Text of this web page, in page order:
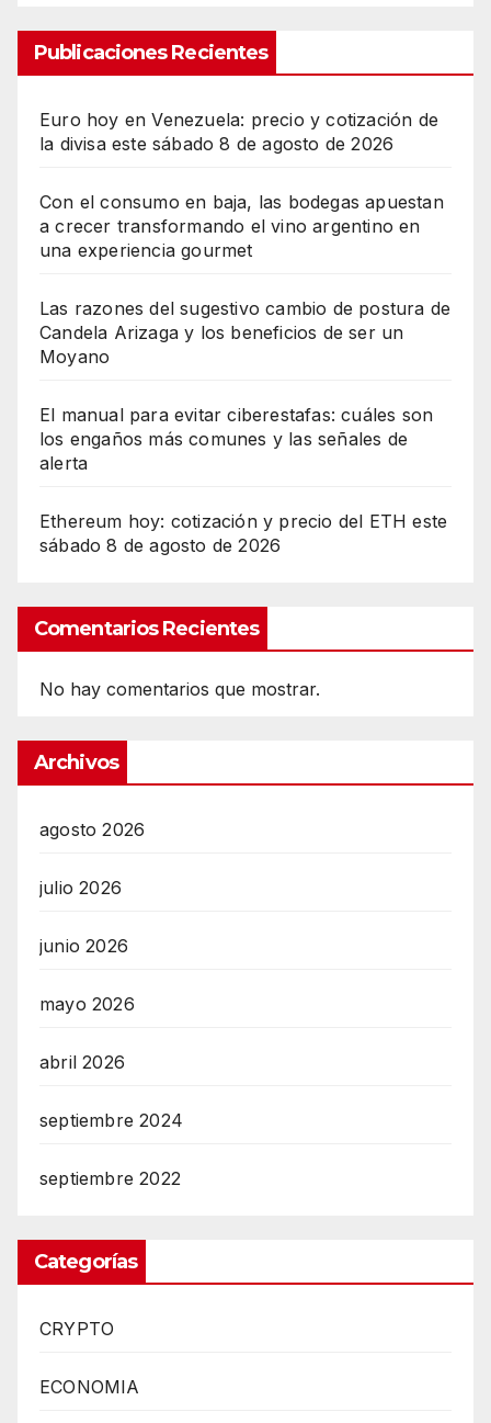
Publicaciones Recientes
Euro hoy en Venezuela: precio y cotización de
la divisa este sábado 8 de agosto de 2026
Con el consumo en baja, las bodegas apuestan
a crecer transformando el vino argentino en
una experiencia gourmet
Las razones del sugestivo cambio de postura de
Candela Arizaga y los beneficios de ser un
Moyano
El manual para evitar ciberestafas: cuáles son
los engaños más comunes y las señales de
alerta
Ethereum hoy: cotización y precio del ETH este
sábado 8 de agosto de 2026
Comentarios Recientes
No hay comentarios que mostrar.
Archivos
agosto 2026
julio 2026
junio 2026
mayo 2026
abril 2026
septiembre 2024
septiembre 2022
Categorías
CRYPTO
ECONOMIA